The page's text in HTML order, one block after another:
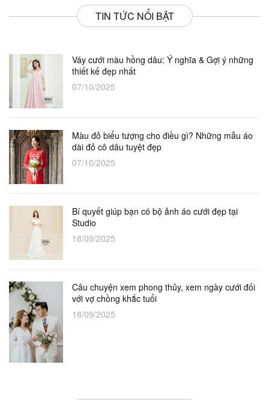
TIN TỨC NỔI BẬT
Váy cưới màu hồng dâu: Ý nghĩa & Gợi ý những
thiết kế đẹp nhất
07/10/2025
Màu đỏ biểu tượng cho điều gì? Những mẫu áo
dài đỏ cô dâu tuyệt đẹp
07/10/2025
Bí quyết giúp bạn có bộ ảnh áo cưới đẹp tại
Studio
18/09/2025
Câu chuyện xem phong thủy, xem ngày cưới đối
với vợ chồng khắc tuổi
18/09/2025